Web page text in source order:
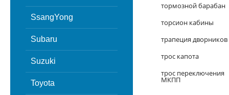
SsangYong
Subaru
Suzuki
Toyota
тормозной барабан
торсион кабины
трапеция дворников
трос капота
трос переключения
МКПП